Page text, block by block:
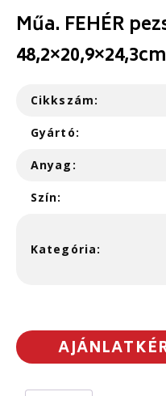
Műa. FEHÉR
Cikkszám:
Gyártó:
Anyag:
Szín:
Kategória: